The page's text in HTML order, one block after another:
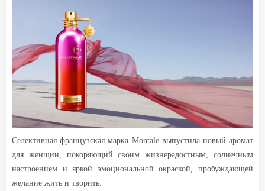
Селективная французская марка Montale выпустила новый аромат
для женщин, покоряющий своим жизнерадостным, солнечным
настроением и яркой эмоциональной окраской, пробуждающей
желание жить и творить.